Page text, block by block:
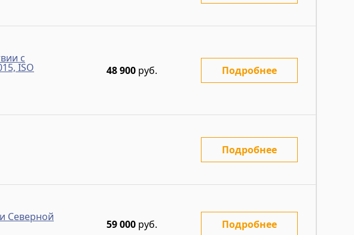
с
ISO 48 900 руб. Подробнее
Подробнее
Северной
59 000 руб. Подробнее